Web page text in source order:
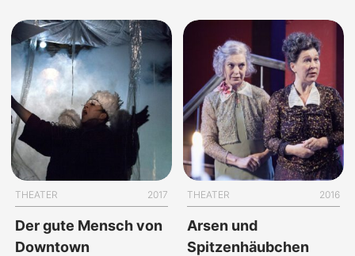
THEATER 2017
Der gute Mensch von
Downtown
THEATER 2016
Arsen und
Spitzenhäubchen